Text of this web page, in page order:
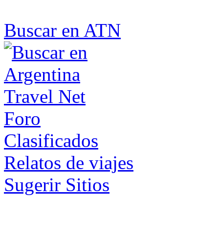
Buscar en ATN
Foro
Clasificados
Relatos de viajes
Sugerir Sitios